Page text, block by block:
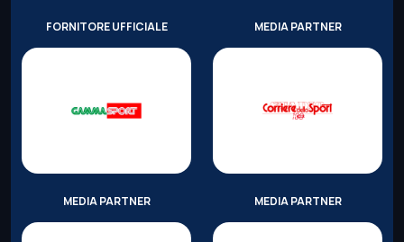
FORNITORE UFFICIALE MEDIA PARTNER
MEDIA PARTNER MEDIA PARTNER